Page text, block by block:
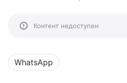
Контент недоступен
WhatsApp